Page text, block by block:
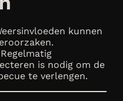
kunnen
is nodig om de
te verlengen.